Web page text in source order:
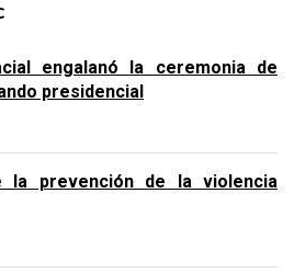
engalanó la ceremonia de
presidencial
la prevención de la violencia